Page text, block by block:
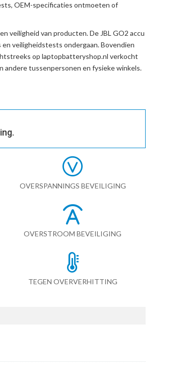
OEM-specificaties ontmoeten of
veiligheid van producten. De JBL GO2 accu
veiligheidstests ondergaan. Bovendien
op laptopbatteryshop.nl verkocht
andere tussenpersonen en fysieke winkels.
OVERSPANNINGS BEVEILIGING
OVERSTROOM BEVEILIGING
TEGEN OVERVERHITTING